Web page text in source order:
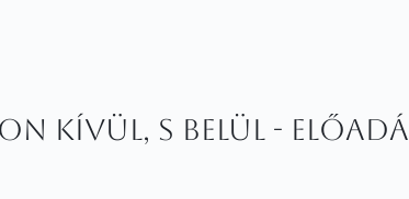
kívül, s belül -